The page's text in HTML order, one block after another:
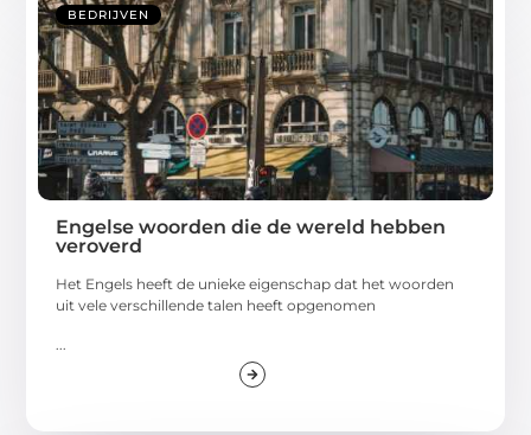
BEDRIJVEN
Engelse woorden die de wereld hebben
veroverd
Het Engels heeft de unieke eigenschap dat het woorden
uit vele verschillende talen heeft opgenomen